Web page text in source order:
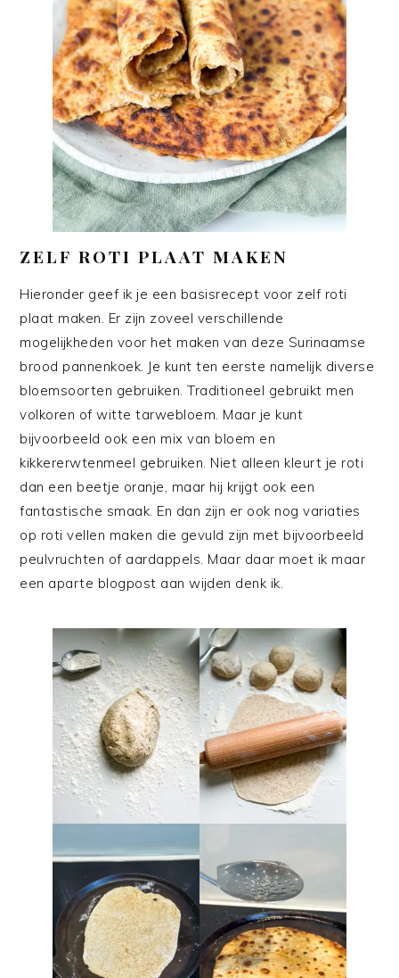
ZELF ROTI PLAAT MAKEN
Hieronder geef ik je een basisrecept voor zelf roti
plaat maken. Er zijn zoveel verschillende
mogelijkheden voor het maken van deze Surinaamse
brood pannenkoek. Je kunt ten eerste namelijk diverse
bloemsoorten gebruiken. Traditioneel gebruikt men
volkoren of witte tarwebloem. Maar je kunt
bijvoorbeeld ook een mix van bloem en
kikkererwtenmeel gebruiken. Niet alleen kleurt je roti
dan een beetje oranje, maar hij krijgt ook een
fantastische smaak. En dan zijn er ook nog variaties
op roti vellen maken die gevuld zijn met bijvoorbeeld
peulvruchten of aardappels. Maar daar moet ik maar
een aparte blogpost aan wijden denk ik.